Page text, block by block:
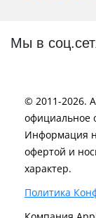
Мы в
© 2011-2026.
официальное
Информация
офертой и
характер.
Политика